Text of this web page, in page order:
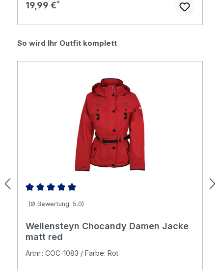
Regulärer Preis:
19,99 €
Produktgalerie überspringen
So wird Ihr Outfit komplett
Durchschnittliche Bewertung von 5 von 5 Sternen
(Ø Bewertung: 5.0)
Wellensteyn Chocandy Damen Jacke
matt red
Artnr.: COC-1083 / Farbe: Rot